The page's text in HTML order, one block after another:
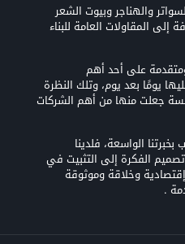
والهناجر وبيوت الشعر
إلى المقاولات العامة للبناء
على أحد أهم
يومًا بعد يوم، وتلك النظرة
جعلت منها من أهم الشركات
الواسعة، فلدينا
الفكرة إلى التثبيت في
وخلاقة وموثوقة
.